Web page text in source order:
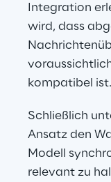
Integration
wird, dass
kompatibel ist.
Schließlich
Ansatz den
Modell
relevant zu